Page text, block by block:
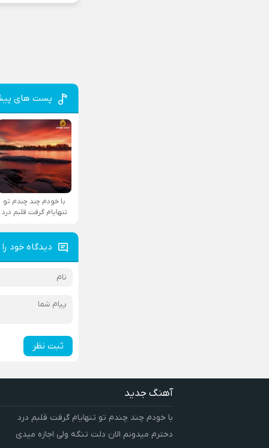
پست های
با خودم چند چندم تو
تنهایام گرفت قلبم درد
دیدگاه خود
ثبت نظر
آهنگ جدید
با خودم چند چندم تو تنهایام گرفت قلبم درد
دخترم میدونم الان دلت تنگه ولی اجازه میدی